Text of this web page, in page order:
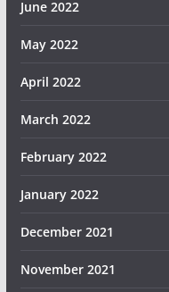
June 2022
May 2022
April 2022
March 2022
February 2022
January 2022
December 2021
November 2021